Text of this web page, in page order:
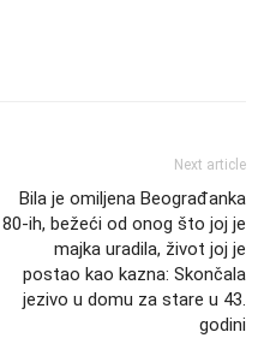
Next article
Bila je omiljena Beograđanka
80-ih, bežeći od onog što joj je
majka uradila, život joj je
postao kao kazna: Skončala
jezivo u domu za stare u 43.
godini